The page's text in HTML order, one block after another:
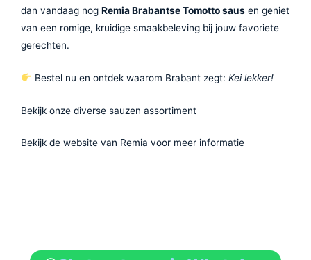
dan vandaag nog Remia Brabantse Tomotto saus en geniet
van een romige, kruidige smaakbeleving bij jouw favoriete
gerechten.
Bestel nu en ontdek waarom Brabant zegt: Kei lekker!
Bekijk onze diverse sauzen assortiment
Bekijk de website van Remia voor meer informatie